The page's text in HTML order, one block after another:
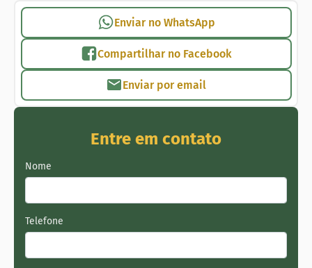
Enviar no WhatsApp
Compartilhar no Facebook
Enviar por email
Entre em contato
Nome
Telefone